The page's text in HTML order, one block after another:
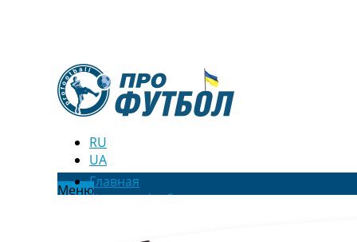
RU
UA
МенюГлавная
Новости футбола